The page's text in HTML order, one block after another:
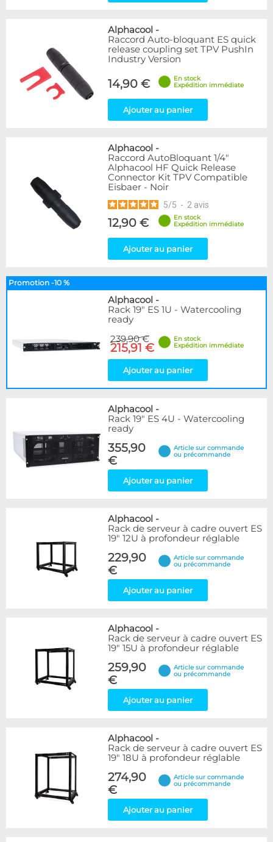
Alphacool -
Raccord Auto-bloquant ES quick
release coupling set TPV PushIn
Industry Version
14,90 €
En stock
Expédition immédiate
Ajouter au panier
Alphacool -
Raccord AutoBloquant 1/4"
Alphacool HF Quick Release
Connector Kit TPV Compatible
Eisbaer - Noir
5/5 - 2 avis
12,90 €
En stock
Expédition immédiate
Ajouter au panier
Promotion -10 %
Alphacool -
Rack 19" ES 1U - Watercooling
ready
239,90 €
215,91 €
En stock
Expédition immédiate
Ajouter au panier
Alphacool -
Rack 19" ES 4U - Watercooling
ready
355,90
€
Article sur commande
ou précommande
Ajouter au panier
Alphacool -
Rack de serveur à cadre ouvert ES
19" 12U à profondeur réglable
229,90
€
Article sur commande
ou précommande
Ajouter au panier
Alphacool -
Rack de serveur à cadre ouvert ES
19" 15U à profondeur réglable
259,90
€
Article sur commande
ou précommande
Ajouter au panier
Alphacool -
Rack de serveur à cadre ouvert ES
19" 18U à profondeur réglable
274,90
€
Article sur commande
ou précommande
Ajouter au panier